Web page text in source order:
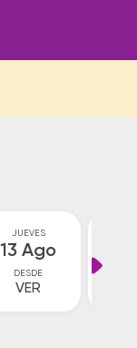
JUEVES
13 Ago
DESDE
VER